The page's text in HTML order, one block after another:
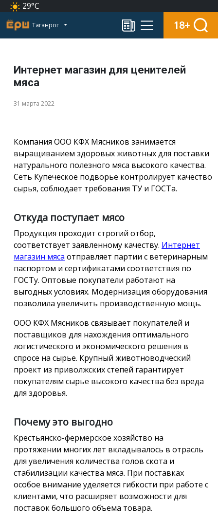
29°C
Таганрог 18+
Интернет магазин для ценителей
мяса
31 марта 2022
Компания ООО КФХ Мясников занимается
выращиванием здоровых животных для поставки
натурального полезного мяса высокого качества.
Сеть Купеческое подворье контролирует качество
сырья, соблюдает требования ТУ и ГОСТа.
Откуда поступает мясо
Продукция проходит строгий отбор,
соответствует заявленному качеству. Интернет
магазин мяса отправляет партии с ветеринарным
паспортом и сертификатами соответствия по
ГОСТу. Оптовые покупатели работают на
выгодных условиях. Модернизация оборудования
позволила увеличить производственную мощь.
ООО КФХ Мясников связывает покупателей и
поставщиков для нахождения оптимального
логистического и экономического решения в
спросе на сырье. Крупный животноводческий
проект из приволжских степей гарантирует
покупателям сырье высокого качества без вреда
для здоровья.
Почему это выгодно
Крестьянско-фермерское хозяйство на
протяжении многих лет вкладывалось в отрасль
для увеличения количества голов скота и
стабилизации качества мяса. При поставках
особое внимание уделяется гибкости при работе с
клиентами, что расширяет возможности для
поставок большого объема товара.